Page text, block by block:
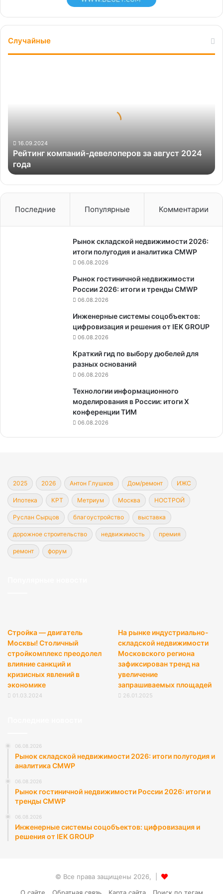
Случайные
16.09.2024
Рейтинг компаний-девелоперов за август 2024
года
Последние Популярные Комментарии
Рынок складской недвижимости 2026:
итоги полугодия и аналитика CMWP
06.08.2026
Рынок гостиничной недвижимости
России 2026: итоги и тренды CMWP
06.08.2026
Инженерные системы соцобъектов:
цифровизация и решения от IEK GROUP
06.08.2026
Краткий гид по выбору дюбелей для
разных оснований
06.08.2026
Технологии информационного
моделирования в России: итоги X
конференции ТИМ
06.08.2026
2025 2026 Антон Глушков Дом/ремонт ИЖС
Ипотека КРТ Метриум Москва НОСТРОЙ
Руслан Сырцов благоустройство выставка
дорожное строительство недвижимость премия
ремонт форум
Стройка — двигатель
Москвы! Столичный
стройкомплекс преодолел
влияние санкций и
кризисных явлений в
экономике
01.03.2024
На рынке индустриально-
складской недвижимости
Московского региона
зафиксирован тренд на
увеличение
запрашиваемых площадей
26.01.2025
06.08.2026
Рынок складской недвижимости 2026: итоги полугодия и
аналитика CMWP
06.08.2026
Рынок гостиничной недвижимости России 2026: итоги и
тренды CMWP
06.08.2026
Инженерные системы соцобъектов: цифровизация и
решения от IEK GROUP
© Все права защищены 2026, |